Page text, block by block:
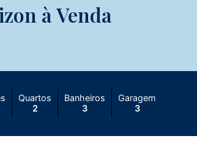
à Venda
Quartos
2
Banheiros
3
Garagem
3